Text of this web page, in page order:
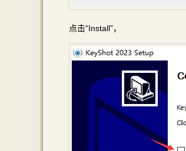
点击“Install”，